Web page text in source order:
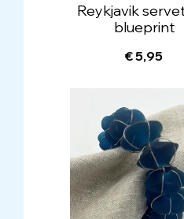
Reykjavik
blueprint
€ 5,95